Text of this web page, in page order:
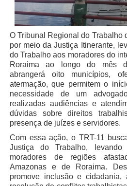
Comitê Gestor Regional do PJe
Comitê Gestor Regional do e-
Comitê do Datajud
Comissão Regional de
Dados
Comissão de Ética
Comitê de Priorização do
Comissão de Uniformização
Comitê de Gestão de Pessoas
Comissão de Vitaliciamento
Comitê de Atenção Integral à
Servidores
Comitê de Segurança
O Tribunal Regional do Trabalho
por meio da Justiça Itinerante,
do Trabalho aos moradores do
Roraima ao longo do mês
abrangerá oito municípios,
atermação, que permitem o
necessidade de um
realizadas audiências e
dúvidas sobre direitos
presença de juízes e servidores.
Com essa ação, o TRT-11
Justiça do Trabalho, levando
moradores de regiões
Amazonas e de Roraima.
promove inclusão e cidadania,